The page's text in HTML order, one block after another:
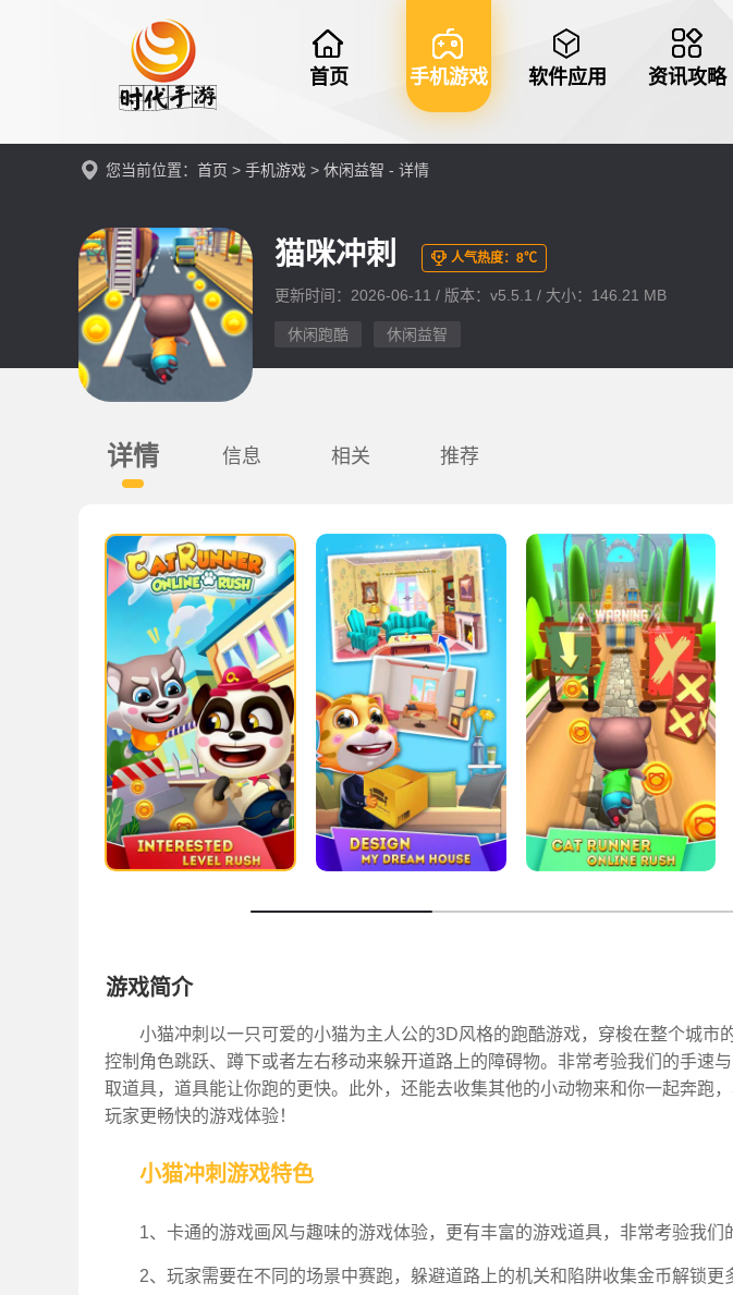
首页 手机游戏 软件应用 资讯攻略
您当前位置： 首页 > 手机游戏 > 休闲益智 - 详情
猫咪冲刺 人气热度：8℃
更新时间：2026-06-11 / 版本：v5.5.1 / 大小：146.21 MB
休闲跑酷 休闲益智
详情 信息 相关 推荐
游戏简介
小猫冲刺以一只可爱的小猫为主人公的3D风格的跑酷游戏，穿梭在整个城市
控制角色跳跃、蹲下或者左右移动来躲开道路上的障碍物。非常考验我们的手速
取道具，道具能让你跑的更快。此外，还能去收集其他的小动物来和你一起奔跑
玩家更畅快的游戏体验！
小猫冲刺游戏特色
1、卡通的游戏画风与趣味的游戏体验，更有丰富的游戏道具，非常考验我们
2、玩家需要在不同的场景中赛跑，躲避道路上的机关和陷阱收集金币解锁更